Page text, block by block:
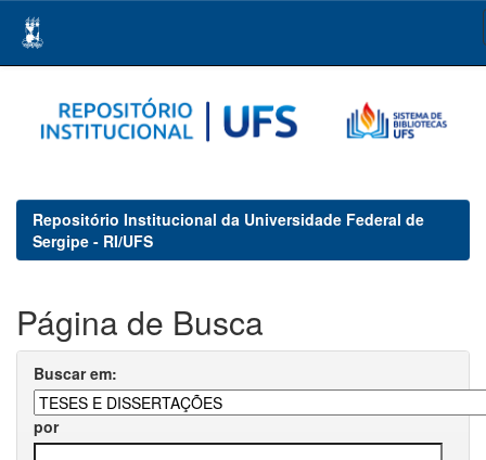
navigation
Repositório Institucional da Universidade Federal de
Sergipe - RI/UFS
Página de Busca
Buscar em:
por